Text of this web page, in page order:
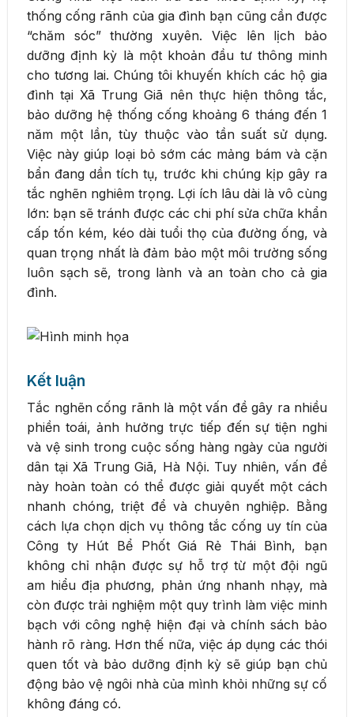
thống cống rãnh của gia đình bạn cũng cần được
“chăm sóc” thường xuyên. Việc lên lịch bảo
dưỡng định kỳ là một khoản đầu tư thông minh
cho tương lai. Chúng tôi khuyến khích các hộ gia
đình tại Xã Trung Giã nên thực hiện thông tắc,
bảo dưỡng hệ thống cống khoảng 6 tháng đến 1
năm một lần, tùy thuộc vào tần suất sử dụng.
Việc này giúp loại bỏ sớm các mảng bám và cặn
bẩn đang dần tích tụ, trước khi chúng kịp gây ra
tắc nghẽn nghiêm trọng. Lợi ích lâu dài là vô cùng
lớn: bạn sẽ tránh được các chi phí sửa chữa khẩn
cấp tốn kém, kéo dài tuổi thọ của đường ống, và
quan trọng nhất là đảm bảo một môi trường sống
luôn sạch sẽ, trong lành và an toàn cho cả gia
đình.
Kết luận
Tắc nghẽn cống rãnh là một vấn đề gây ra nhiều
phiền toái, ảnh hưởng trực tiếp đến sự tiện nghi
và vệ sinh trong cuộc sống hàng ngày của người
dân tại Xã Trung Giã, Hà Nội. Tuy nhiên, vấn đề
này hoàn toàn có thể được giải quyết một cách
nhanh chóng, triệt để và chuyên nghiệp. Bằng
cách lựa chọn dịch vụ thông tắc cống uy tín của
Công ty Hút Bể Phốt Giá Rẻ Thái Bình, bạn
không chỉ nhận được sự hỗ trợ từ một đội ngũ
am hiểu địa phương, phản ứng nhanh nhạy, mà
còn được trải nghiệm một quy trình làm việc minh
bạch với công nghệ hiện đại và chính sách bảo
hành rõ ràng. Hơn thế nữa, việc áp dụng các thói
quen tốt và bảo dưỡng định kỳ sẽ giúp bạn chủ
động bảo vệ ngôi nhà của mình khỏi những sự cố
không đáng có.